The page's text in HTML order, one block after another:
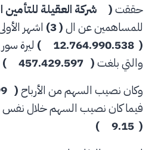
حققت( شركة العقيلة
للمساهمين عن ال( 3)
اشهر
( 12.764.990.538 )
ليرة
والتي بلغت( 457.429.597 )
وكان نصيب السهم من الأرباح( 255.299 )
فيما كان نصيب السهم خلال نفس
( 9.15 )